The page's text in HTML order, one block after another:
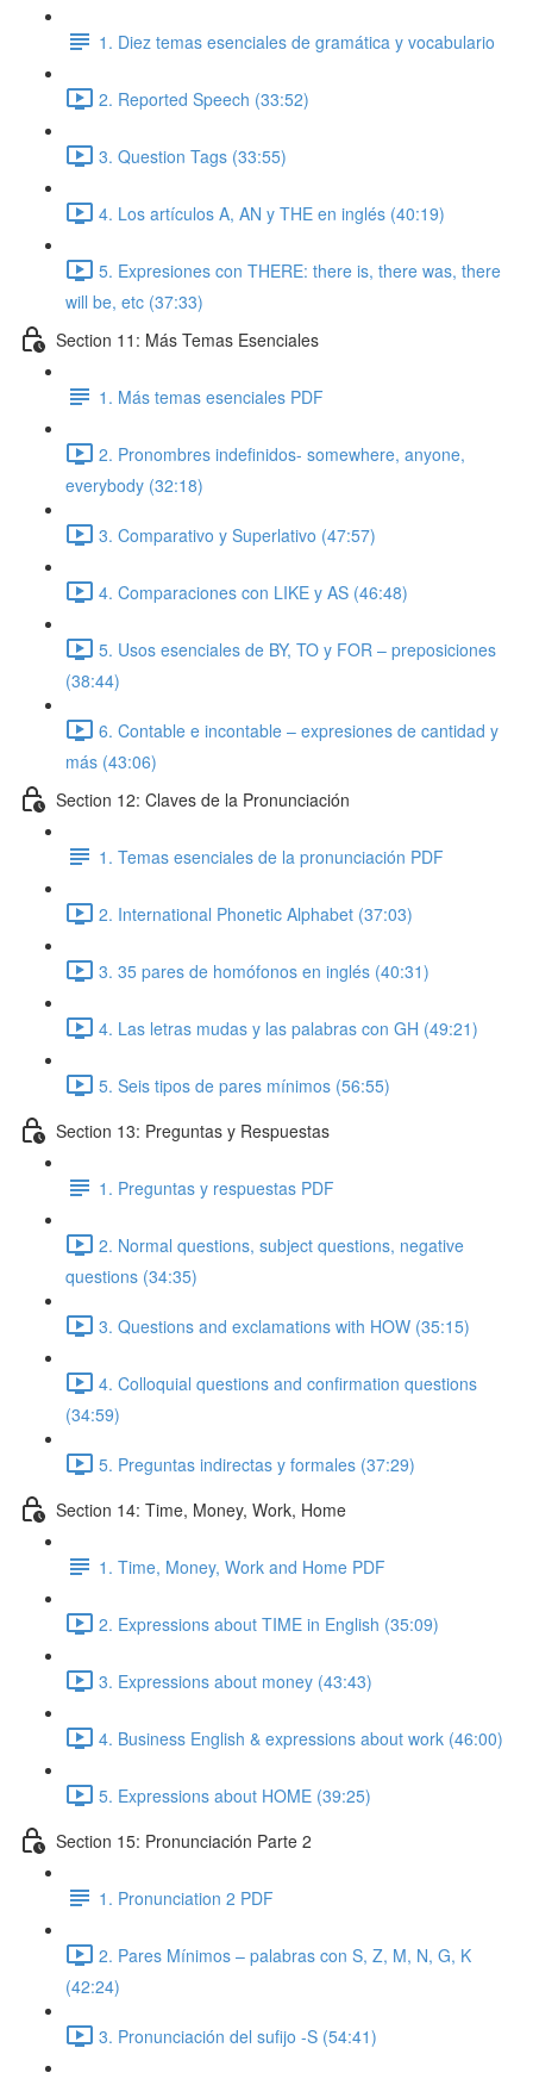
1. Diez temas esenciales de gramática y vocabulario
2. Reported Speech (33:52)
3. Question Tags (33:55)
4. Los artículos A, AN y THE en inglés (40:19)
5. Expresiones con THERE: there is, there was, there
will be, etc (37:33)
Section 11: Más Temas Esenciales
1. Más temas esenciales PDF
2. Pronombres indefinidos- somewhere, anyone,
everybody (32:18)
3. Comparativo y Superlativo (47:57)
4. Comparaciones con LIKE y AS (46:48)
5. Usos esenciales de BY, TO y FOR – preposiciones
(38:44)
6. Contable e incontable – expresiones de cantidad y
más (43:06)
Section 12: Claves de la Pronunciación
1. Temas esenciales de la pronunciación PDF
2. International Phonetic Alphabet (37:03)
3. 35 pares de homófonos en inglés (40:31)
4. Las letras mudas y las palabras con GH (49:21)
5. Seis tipos de pares mínimos (56:55)
Section 13: Preguntas y Respuestas
1. Preguntas y respuestas PDF
2. Normal questions, subject questions, negative
questions (34:35)
3. Questions and exclamations with HOW (35:15)
4. Colloquial questions and confirmation questions
(34:59)
5. Preguntas indirectas y formales (37:29)
Section 14: Time, Money, Work, Home
1. Time, Money, Work and Home PDF
2. Expressions about TIME in English (35:09)
3. Expressions about money (43:43)
4. Business English & expressions about work (46:00)
5. Expressions about HOME (39:25)
Section 15: Pronunciación Parte 2
1. Pronunciation 2 PDF
2. Pares Mínimos – palabras con S, Z, M, N, G, K
(42:24)
3. Pronunciación del sufijo -S (54:41)